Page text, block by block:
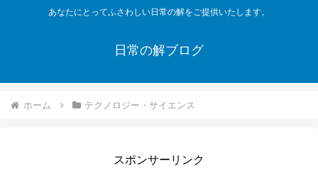
あなたにとってふさわしい日常の解をご提供いたします。
日常の解ブログ
ホーム テクノロジー・サイエンス
スポンサーリンク